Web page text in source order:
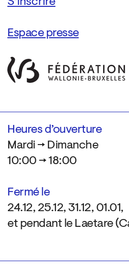
Espace presse
Heures d’ouverture
Mardi → Dimanche
10:00 → 18:00
Fermé le
24.12, 25.12, 31.12, 01.01,
et pendant le Laetare